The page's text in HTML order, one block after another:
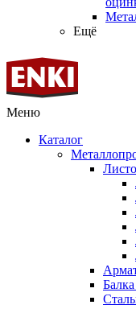
Ещё
Меню
Каталог